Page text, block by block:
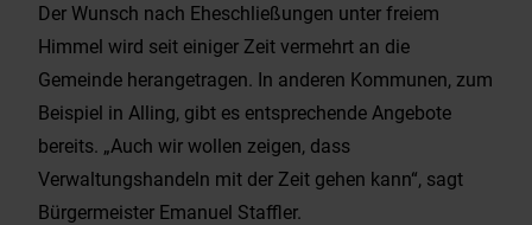
Der Wunsch nach Eheschließungen unter freiem
Himmel wird seit einiger Zeit vermehrt an die
Gemeinde herangetragen. In anderen Kommunen, zum
Beispiel in Alling, gibt es entsprechende Angebote
bereits. „Auch wir wollen zeigen, dass
Verwaltungshandeln mit der Zeit gehen kann“, sagt
Bürgermeister Emanuel Staffler.